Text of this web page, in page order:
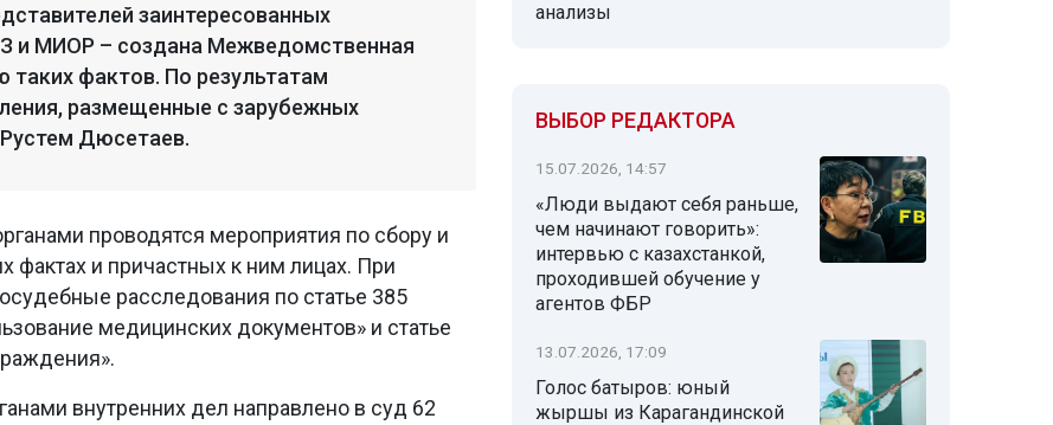
заинтересованных
и МИОР – создана Межведомственная
таких фактов. По результатам
размещенные с зарубежных
Дюсетаев.
проводятся мероприятия по сбору и
и причастных к ним лицах. При
расследования по статье 385
медицинских документов» и статье
внутренних дел направлено в суд 62
анализы
ВЫБОР РЕДАКТОРА
15.07.2026, 14:57
«Люди выдают себя раньше,
чем начинают говорить»:
интервью с казахстанкой,
проходившей обучение у
агентов ФБР
13.07.2026, 17:09
Голос батыров: юный
жыршы из Карагандинской